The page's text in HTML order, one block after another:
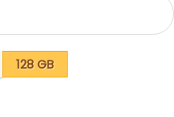
128 GB